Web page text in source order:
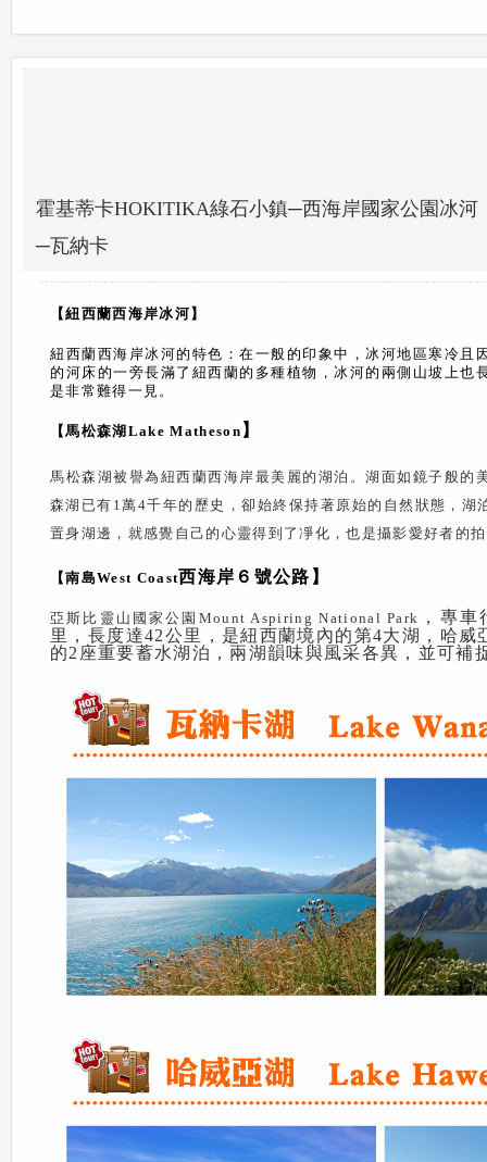
霍基蒂卡HOKITIKA綠石小鎮─西海岸國家公園冰
─瓦納卡
【紐西蘭西海岸冰河】
紐西蘭西海岸冰河的特色：在一般的印象中，冰河地區寒冷
的河床的一旁長滿了紐西蘭的多種植物，冰河的兩側山坡上
是非常難得一見。
【馬松森湖Lake Matheson 】
馬松森湖被譽為紐西蘭西海岸最美麗的湖泊。湖面如鏡子般
森湖已有 1萬4千年的歷史，卻始終保持著原始的自然狀態，
置身湖邊，就感覺自己的心靈得到了凈化，也是攝影愛好者的
【南島West Coast西海岸６號公路】
亞斯比靈山國家公園Mount Aspiring National Park ，專車
里，長度達42公里，是紐西蘭境內的第4大湖，哈
的2座重要蓄水湖泊，兩湖韻味與風采各異，並可補